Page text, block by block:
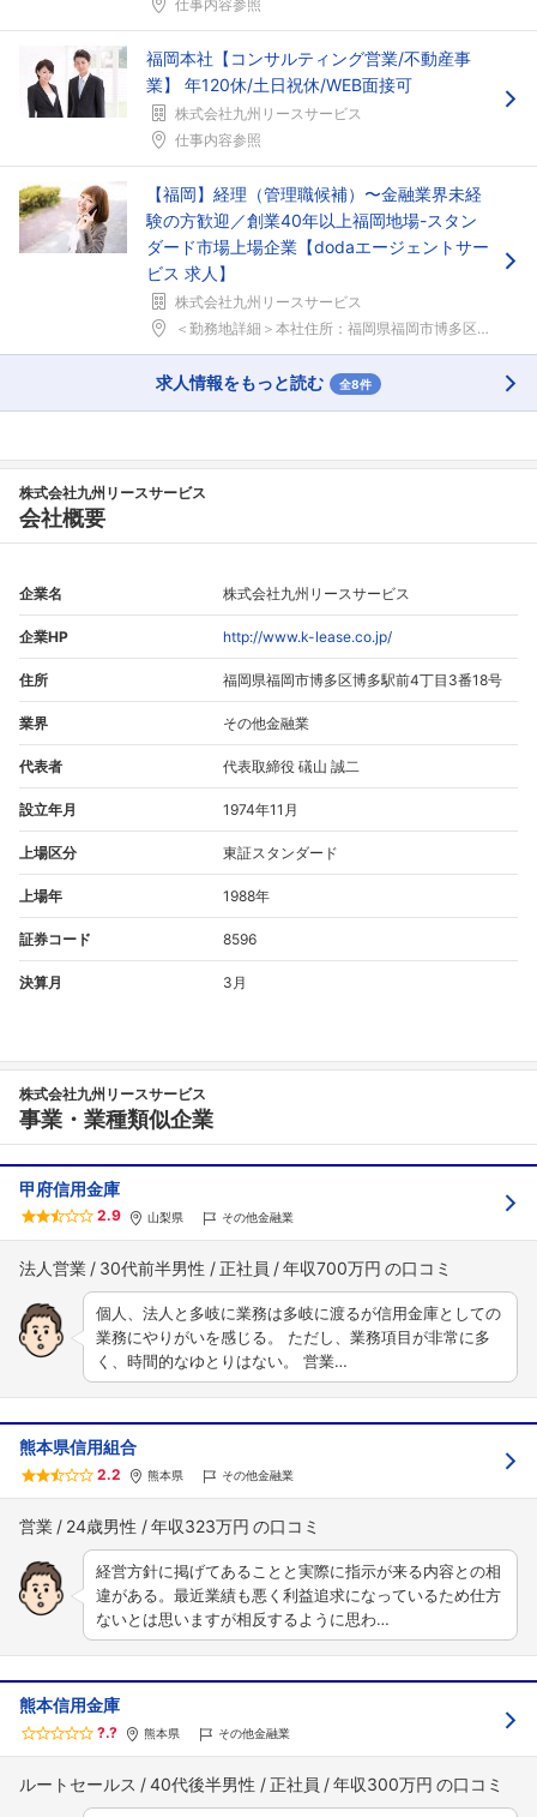
フォローしました
こちらの企業もフォローしませんか？
仕事内容参照
福岡本社【コンサルティング営業/不動産事
業】 年120休/土日祝休/WEB面接可
株式会社九州リースサービス
仕事内容参照
【福岡】経理（管理職候補）〜金融業界未経
験の方歓迎／創業40年以上福岡地場-スタン
ダード市場上場企業【dodaエージェントサー
ビス 求人】
株式会社九州リースサービス
＜勤務地詳細＞本社住所：福岡県福岡市博多区博多駅前...
求人情報をもっと読む 全8件
株式会社九州リースサービス
会社概要
企業名 株式会社九州リースサービス
企業HP http://www.k-lease.co.jp/
住所 福岡県福岡市博多区博多駅前4丁目3番18号
業界 その他金融業
代表者 代表取締役 礒山 誠二
設立年月 1974年11月
上場区分 東証スタンダード
上場年 1988年
証券コード 8596
決算月 3月
株式会社九州リースサービス
事業・業種類似企業
甲府信用金庫
2.9 山梨県 その他金融業
法人営業 30代前半男性 正社員 年収700万円
個人、法人と多岐に業務は多岐に渡るが信用金庫としての
業務にやりがいを感じる。 ただし、業務項目が非常に多
く、時間的なゆとりはない。 営業…
熊本県信用組合
2.2 熊本県 その他金融業
営業 24歳男性 年収323万円
経営方針に掲げてあることと実際に指示が来る内容との相
違がある。最近業績も悪く利益追求になっているため仕方
ないとは思いますが相反するように思わ…
熊本信用金庫
?.? 熊本県 その他金融業
ルートセールス 40代後半男性 正社員 年収300万円